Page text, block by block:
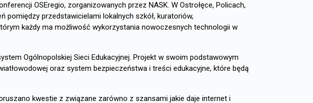
OSEregio, zorganizowanych przez NASK. W Ostrołęce, Policach,
pomiędzy przedstawicielami lokalnych szkół, kuratoriów,
każdy ma możliwość wykorzystania nowoczesnych technologii w
Ogólnopolskiej Sieci Edukacyjnej. Projekt w swoim podstawowym
oraz system bezpieczeństwa i treści edukacyjne, które będą
kwestie z związane zarówno z szansami jakie daje internet i